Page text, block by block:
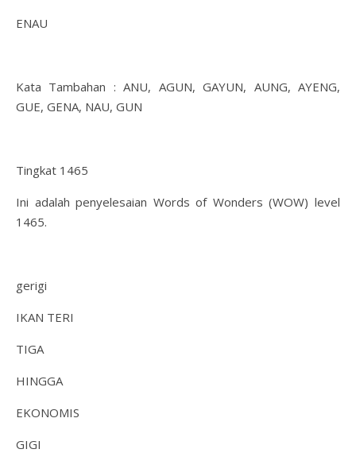
ENAU
Kata Tambahan : ANU, AGUN, GAYUN, AUNG, AYENG,
GUE, GENA, NAU, GUN
Tingkat 1465
Ini adalah penyelesaian Words of Wonders (WOW) level
1465.
gerigi
IKAN TERI
TIGA
HINGGA
EKONOMIS
GIGI